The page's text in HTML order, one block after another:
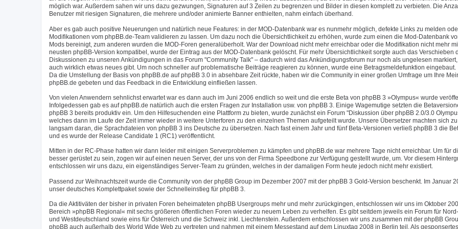
möglich war. Außerdem sahen wir uns dazu gezwungen, Signaturen auf 3 Zeilen zu begrenzen und Bilder in diesen komplett zu verbieten. Die
Benutzer mit riesigen Signaturen, die mehrere und/oder animierte Banner enthielten, nahm einfach überhand.
Aber es gab auch positive Neuerungen und natürlich neue Features: in der MOD-Datenbank war es nunmehr möglich, defekte Links zu melden
Modifikationen vom phpBB.de-Team validieren zu lassen. Um dazu noch die Übersichtlichkeit zu erhöhen, wurde zum einen die Mod-Datenbank
Mods bereinigt, zum anderen wurden die MOD-Foren generalüberholt. War der Download nicht mehr erreichbar oder die Modifikation nicht mehr
neusten phpBB-Version kompatibel, wurde der Eintrag aus der MOD-Datenbank gelöscht. Für mehr Übersichtlichkeit sorgte auch das Verschieben
Diskussionen zu unseren Ankündigungen in das Forum "Community Talk" – dadurch wird das Ankündigungsforum nur noch als ungelesen
auch wirklich etwas neues gibt. Um noch schneller auf problematische Beiträge reagieren zu können, wurde eine Betragsmeldefunktion eingebaut.
Da die Umstellung der Basis von phpBB.de auf phpBB 3.0 in absehbare Zeit rückte, haben wir die Community in einer großen Umfrage um Ihre
phpBB.de gebeten und das Feedback in die Entwicklung einfließen lassen.
Von vielen Anwendern sehnlichst erwartet war es dann auch im Juni 2006 endlich so weit und die erste Beta von phpBB 3 »Olympus« wurde
Infolgedessen gab es auf phpBB.de natürlich auch die ersten Fragen zur Installation usw. von phpBB 3. Einige Wagemutige setzten die
phpBB 3 bereits produktiv ein. Um den Hilfesuchenden eine Plattform zu bieten, wurde zunächst ein Forum "Diskussion über phpBB 2.0/3.0
welches dann im Laufe der Zeit immer wieder in weitere Unterforen zu den einzelnen Themen aufgeteilt wurde. Unsere Übersetzer machten sich
langsam daran, die Sprachdateien von phpBB 3 ins Deutsche zu übersetzen. Nach fast einem Jahr und fünf Beta-Versionen verließ phpBB 3 die
und es wurde der Release Candidate 1 (RC1) veröffentlicht.
Mitten in der RC-Phase hatten wir dann leider mit einigen Serverproblemen zu kämpfen und phpBB.de war mehrere Tage nicht erreichbar. Um für
besser gerüstet zu sein, zogen wir auf einen neuen Server, der uns von der Firma Speedbone zur Verfügung gestellt wurde, um. Vor diesem
entschlossen wir uns dazu, ein eigenständiges Server-Team zu gründen, welches in der damaligen Form heute jedoch nicht mehr existiert.
Passend zur Weihnachtszeit wurde die Community von der phpBB Group im Dezember 2007 mit der phpBB 3 Gold-Version beschenkt. Im Januar
unser deutsches Komplettpaket sowie der Schnelleinstieg für phpBB 3.
Da die Aktitiväten der bisher in privaten Foren beheimateten phpBB Usergroups mehr und mehr zurückgingen, entschlossen wir uns im Oktober
Bereich »phpBB Regional« mit sechs größeren öffentlichen Foren wieder zu neuem Leben zu verhelfen. Es gibt seitdem jeweils ein Forum für
und Westdeutschland sowie eins für Österreich und die Schweiz inkl. Liechtenstein. Außerdem entschlossen wir uns zusammen mit der phpBB
phpBB auch außerhalb des World Wide Web zu vertreten und nahmen mit einem Messestand auf dem Linuxtag 2008 in Berlin teil. Als